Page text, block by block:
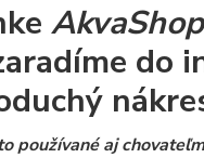
AkvaShop
do
používané aj